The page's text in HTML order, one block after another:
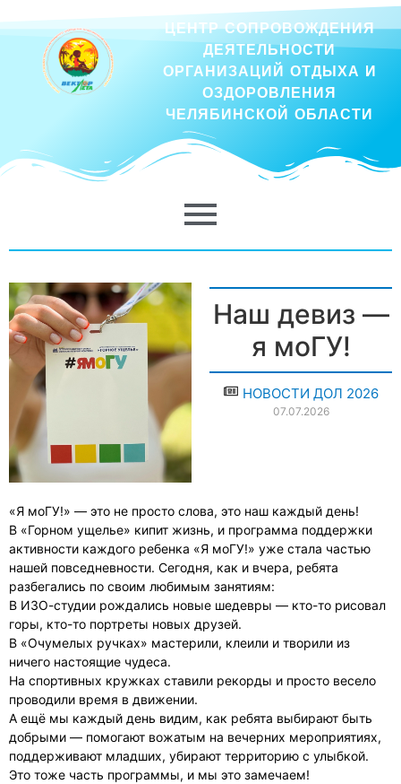
ЦЕНТР СОПРОВОЖДЕНИЯ
ДЕЯТЕЛЬНОСТИ
ОРГАНИЗАЦИЙ ОТДЫХА И
ОЗДОРОВЛЕНИЯ
ЧЕЛЯБИНСКОЙ ОБЛАСТИ
Наш девиз —
я моГУ!
НОВОСТИ ДОЛ 2026
07.07.2026
«Я моГУ!» — это не просто слова, это наш каждый день!
В «Горном ущелье» кипит жизнь, и программа поддержки
активности каждого ребенка «Я моГУ!» уже стала частью
нашей повседневности. Сегодня, как и вчера, ребята
разбегались по своим любимым занятиям:
В ИЗО-студии рождались новые шедевры — кто-то рисовал
горы, кто-то портреты новых друзей.
В «Очумелых ручках» мастерили, клеили и творили из
ничего настоящие чудеса.
На спортивных кружках ставили рекорды и просто весело
проводили время в движении.
А ещё мы каждый день видим, как ребята выбирают быть
добрыми — помогают вожатым на вечерних мероприятиях,
поддерживают младших, убирают территорию с улыбкой.
Это тоже часть программы, и мы это замечаем!